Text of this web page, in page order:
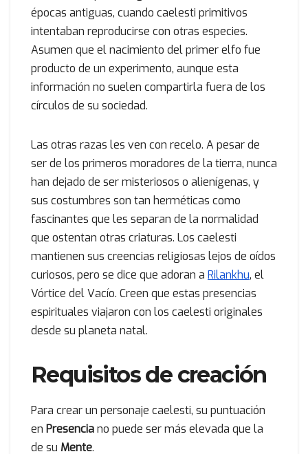
épocas antiguas, cuando caelesti primitivos
intentaban reproducirse con otras especies.
Asumen que el nacimiento del primer elfo fue
producto de un experimento, aunque esta
información no suelen compartirla fuera de los
círculos de su sociedad.
Las otras razas les ven con recelo. A pesar de
ser de los primeros moradores de la tierra, nunca
han dejado de ser misteriosos o alienígenas, y
sus costumbres son tan herméticas como
fascinantes que les separan de la normalidad
que ostentan otras criaturas. Los caelesti
mantienen sus creencias religiosas lejos de oídos
curiosos, pero se dice que adoran a Rilankhu, el
Vórtice del Vacío. Creen que estas presencias
espirituales viajaron con los caelesti originales
desde su planeta natal.
Requisitos de creación
Para crear un personaje caelesti, su puntuación
en Presenciano puede ser más elevada que la
de su Mente.